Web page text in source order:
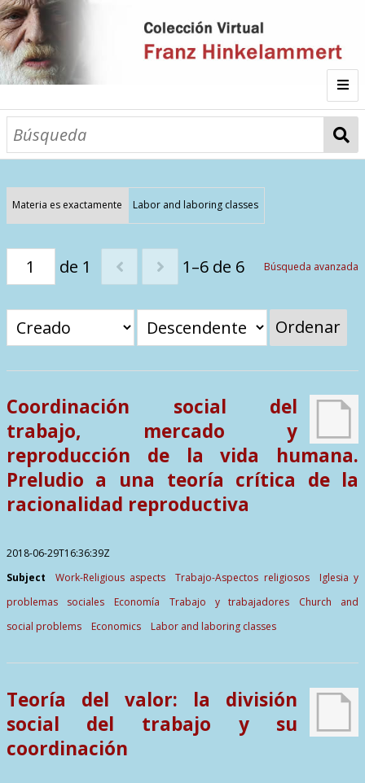
Inicio
Galería
Listado por
Categorías
Todos los documentos
Materias
Sitios de Interés
Contactos
Fichas
Materia es exactamente Labor and laboring classes
de 1 1–6 de 6 Búsqueda avanzada
Ordenar
Coordinación social del
trabajo, mercado y
reproducción de la vida humana.
Preludio a una teoría crítica de la
racionalidad reproductiva
2018-06-29T16:36:39Z
Subject
Work-Religious aspects Trabajo-Aspectos religiosos
Iglesia y
problemas sociales
Economía Trabajo y trabajadores
Church and
social problems
Economics Labor and laboring classes
Teoría del valor: la división
social del trabajo y su
coordinación